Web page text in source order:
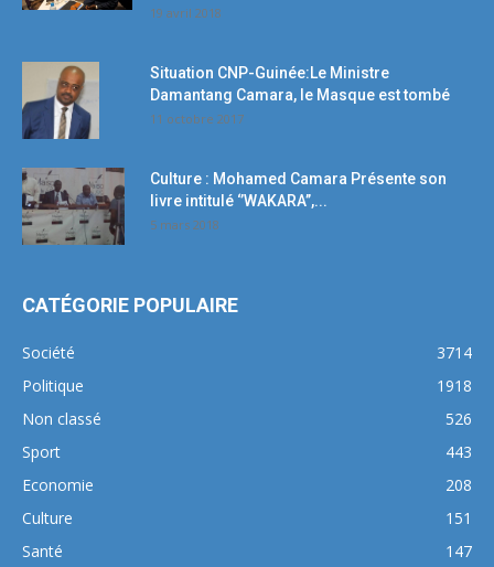
19 avril 2018
Situation CNP-Guinée:Le Ministre
Damantang Camara, le Masque est tombé
11 octobre 2017
Culture : Mohamed Camara Présente son
livre intitulé ‘’WAKARA’’,...
5 mars 2018
CATÉGORIE POPULAIRE
Société
3714
Politique
1918
Non classé
526
Sport
443
Economie
208
Culture
151
Santé
147